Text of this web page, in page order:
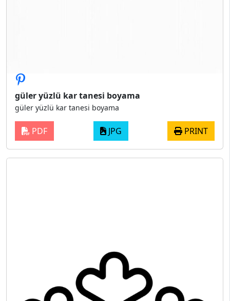
güler yüzlü kar tanesi boyama
güler yüzlü kar tanesi boyama
PDF JPG PRINT